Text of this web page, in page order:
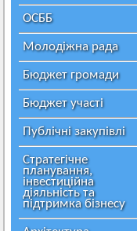
ОСББ
Молодіжна рада
Бюджет громади
Бюджет участі
Публічні закупівлі
Стратегічне
планування,
інвестиційна
діяльність та
підтримка бізнесу